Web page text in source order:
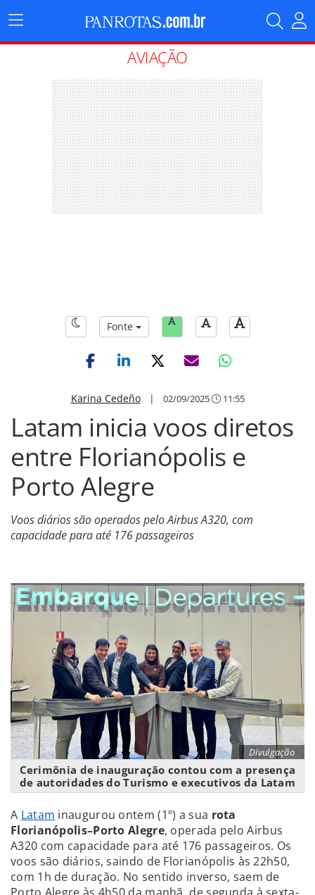
Menu
Principal
AVIAÇÃO
Fonte
Karina Cedeño| 02/09/2025 11:55
Latam inicia voos diretos
entre Florianópolis e
Porto Alegre
Voos diários são operados pelo Airbus A320, com
capacidade para até 176 passageiros
Divulgação
Cerimônia de inauguração contou com a presença
de autoridades do Turismo e executivos da Latam
A Latam inaugurou ontem (1º) a sua rota
Florianópolis–Porto Alegre, operada pelo Airbus
A320 com capacidade para até 176 passageiros. Os
voos são diários, saindo de Florianópolis às 22h50,
com 1h de duração. No sentido inverso, saem de
Porto Alegre às 4h50 da manhã, de segunda à sexta-